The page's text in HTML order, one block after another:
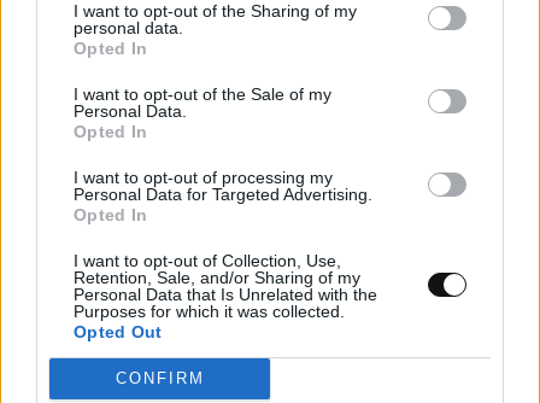
I want to opt-out of the Sharing of my
personal data.
Opted In
I want to opt-out of the Sale of my
Personal Data.
Opted In
I want to opt-out of processing my
Personal Data for Targeted Advertising.
Opted In
I want to opt-out of Collection, Use,
Retention, Sale, and/or Sharing of my
Personal Data that Is Unrelated with the
Purposes for which it was collected.
Opted Out
CONFIRM
11. Spiritfarer
Το Spiritfarer ασχολείται με το θάνατο και
την απώλεια.